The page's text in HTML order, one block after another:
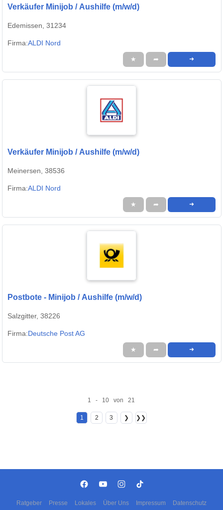
Verkäufer Minijob / Aushilfe (m/w/d)
Edemissen, 31234
Firma:ALDI Nord
★ ➦ ➜
Verkäufer Minijob / Aushilfe (m/w/d)
Meinersen, 38536
Firma:ALDI Nord
★ ➦ ➜
Postbote - Minijob / Aushilfe (m/w/d)
Salzgitter, 38226
Firma:Deutsche Post AG
★ ➦ ➜
1 - 10 von 21
1 2 3 ❯ ❯❯
Ratgeber Presse Lokales Über Uns Impressum Datenschutz